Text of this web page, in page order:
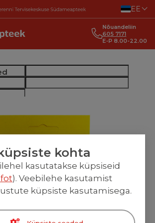
EE
Nõuandeliin
605 7171
E-P 8.00-22.00
to help improve Google Translate
kohta
kasutatakse küpsiseid
). Veebilehe kasutamist
küpsiste kasutamisega.